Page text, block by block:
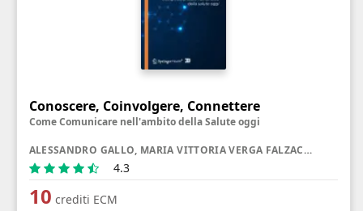
Conoscere, Coinvolgere, Connettere
Come Comunicare nell'ambito della Salute oggi
ALESSANDRO GALLO, MARIA VITTORIA VERGA FALZACAPPA, GIULIA RANCATI
4.3
10 crediti ECM